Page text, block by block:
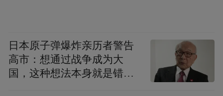
日本原子弹爆炸亲历者警告
高市：想通过战争成为大
国，这种想法本身就是错误